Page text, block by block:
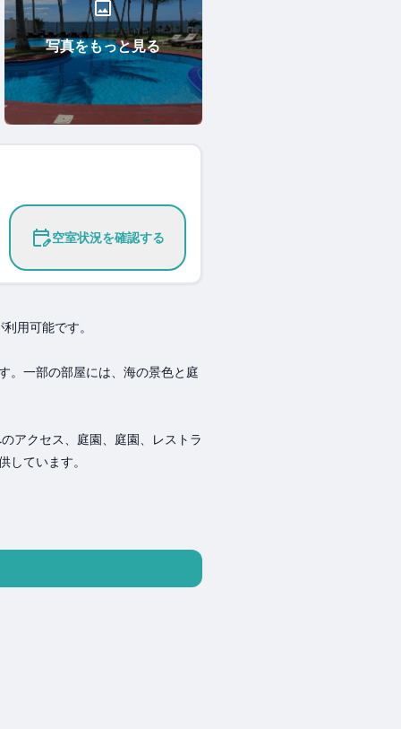
写真をもっと見る
空室状況を確認する
用可能です。
。一部の部屋には、海の景色と庭
アクセス、庭園、庭園、レストラ
ています。